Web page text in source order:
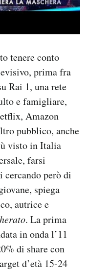
tenere conto
prima fra
Rai 1, una rete
e famigliare,
Amazon
pubblico, anche
visto in Italia
farsi
però di
spiega
autrice e
. La prima
in onda l’11
di share con
d’età 15-24